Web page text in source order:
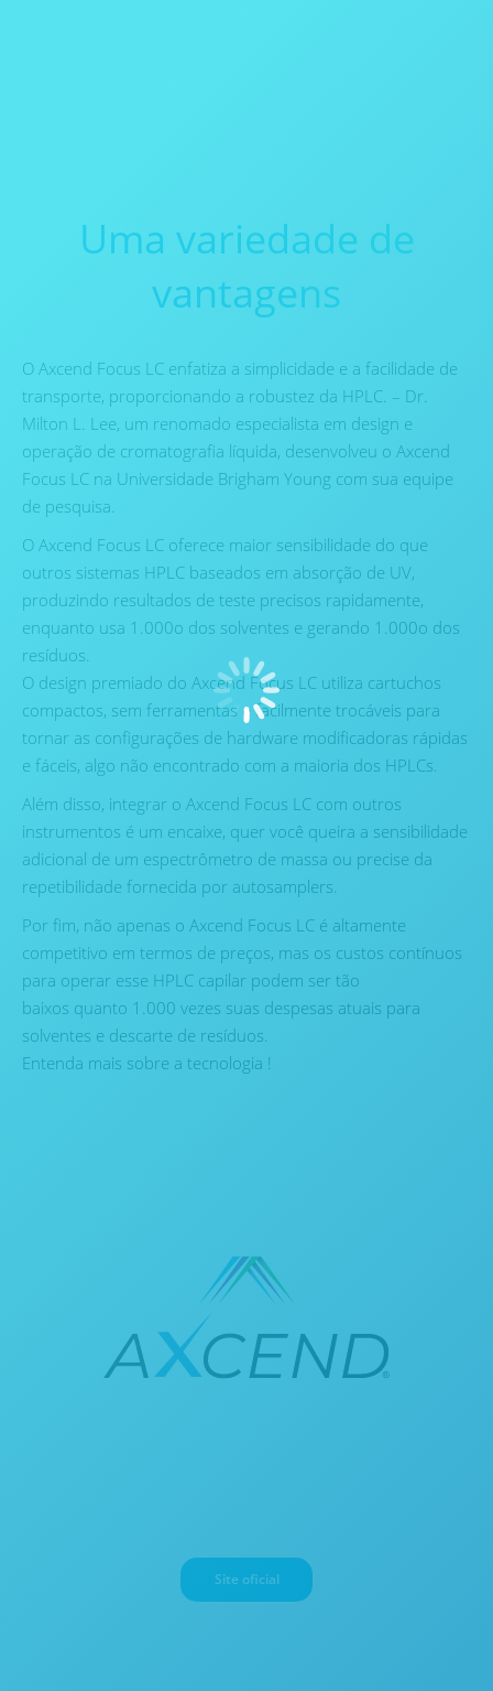
Uma variedade de
vantagens
O Axcend Focus LC enfatiza a simplicidade e a facilidade de
transporte, proporcionando a robustez da HPLC. – Dr.
Milton L. Lee, um renomado especialista em design e
operação de cromatografia líquida, desenvolveu o Axcend
Focus LC na Universidade Brigham Young com sua equipe
de pesquisa.
O Axcend Focus LC oferece maior sensibilidade do que
outros sistemas HPLC baseados em absorção de UV,
produzindo resultados de teste precisos rapidamente,
enquanto usa 1.000o dos solventes e gerando 1.000o dos
resíduos.
O design premiado do Axcend Focus LC utiliza cartuchos
compactos, sem ferramentas e facilmente trocáveis para
tornar as configurações de hardware modificadoras rápidas
e fáceis, algo não encontrado com a maioria dos HPLCs.
Além disso, integrar o Axcend Focus LC com outros
instrumentos é um encaixe, quer você queira a sensibilidade
adicional de um espectrômetro de massa ou precise da
repetibilidade fornecida por autosamplers.
Por fim, não apenas o Axcend Focus LC é altamente
competitivo em termos de preços, mas os custos contínuos
para operar esse HPLC capilar podem ser tão
baixos quanto 1.000 vezes suas despesas atuais para
solventes e descarte de resíduos.
Entenda mais sobre a tecnologia !
Site oficial